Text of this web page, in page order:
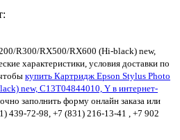
R300/RX500/RX600 (Hi-black) new,
характеристики, условия доставки по
купить Картридж Epson Stylus Photo
new, C13T04844010, Y в интернет-
заполнить форму онлайн заказа или
439-72-98, +7 (831) 216-13-41 , +7 902